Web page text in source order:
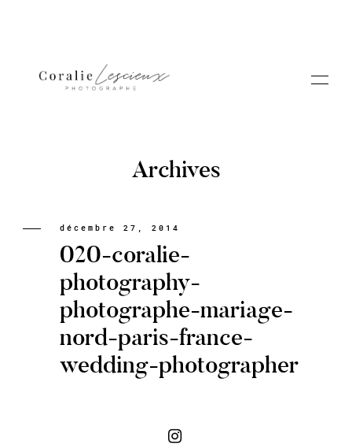
Portfolio
A PROPOS CORALIE
Archives
décembre 27, 2014
020-coralie-
photography-
photographe-mariage-
nord-paris-france-
wedding-photographer